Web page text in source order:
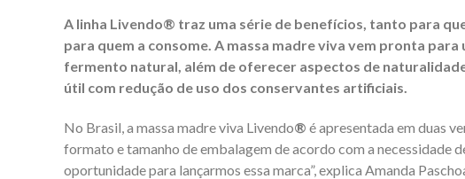
A linha Livendo® traz uma série de benefícios, tanto para
para quem a consome. A massa madre viva vem pronta
fermento natural, além de oferecer aspectos de
útil com redução de uso dos conservantes artificiais.
No Brasil, a massa madre viva Livendo® é apresentada em duas
formato e tamanho de embalagem de acordo com a necessidade
oportunidade para lançarmos essa marca”, explica Amanda